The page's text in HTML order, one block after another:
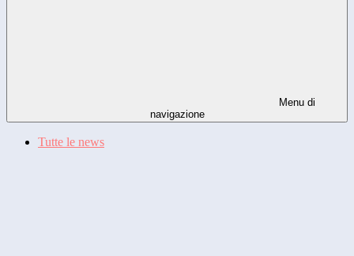
Menu di
navigazione
Tutte le news